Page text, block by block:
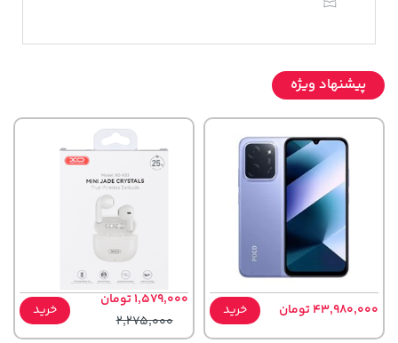
پیشنهاد ویژه
43,980,000 تومان خرید
1,579,000 تومان
2,275,000
خرید